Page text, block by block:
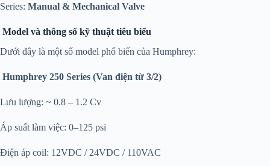
Series: Manual & Mechanical Valve
Model và thông số kỹ thuật tiêu biểu
Dưới đây là một số model phổ biến của Humphrey:
Humphrey 250 Series (Van điện từ 3/2)
Lưu lượng: ~ 0.8 – 1.2 Cv
Áp suất làm việc: 0–125 psi
Điện áp coil: 12VDC / 24VDC / 110VAC